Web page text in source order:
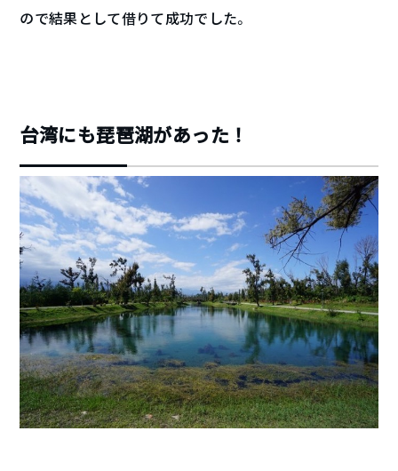
ので結果として借りて成功でした。
台湾にも琵琶湖があった！